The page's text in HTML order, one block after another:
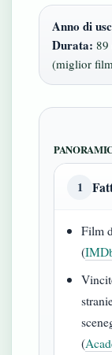
Anno di
Durata: 89
(miglior
1
Film
(
(